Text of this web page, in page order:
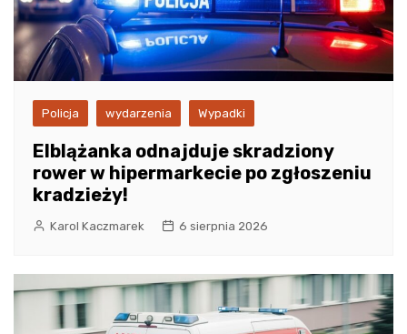
Policja wydarzenia Wypadki
Elblążanka odnajduje skradziony
rower w hipermarkecie po zgłoszeniu
kradzieży!
Karol Kaczmarek 6 sierpnia 2026